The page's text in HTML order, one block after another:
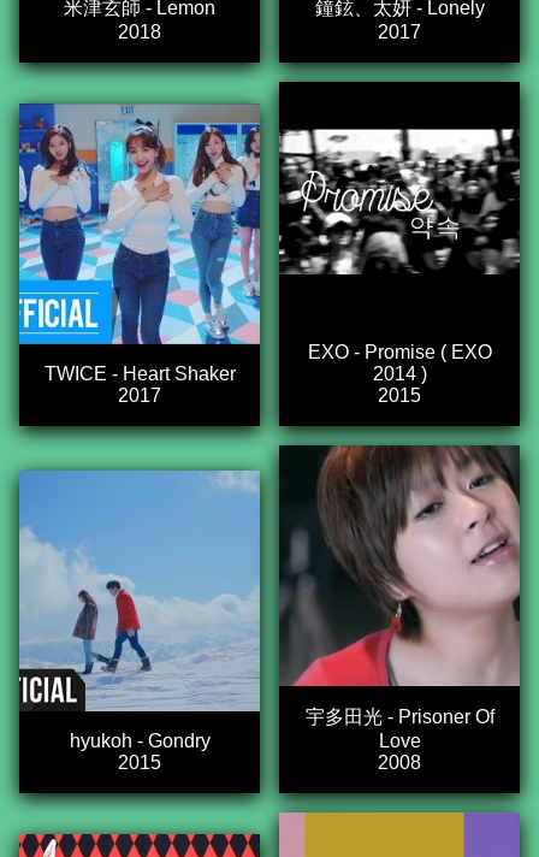
米津玄師 - Lemon
2018
鐘鉉、太妍 - Lonely
2017
TWICE - Heart Shaker
2017
EXO - Promise ( EXO
2014 )
2015
hyukoh - Gondry
2015
宇多田光 - Prisoner Of
Love
2008